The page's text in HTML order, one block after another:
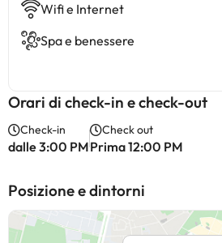
Wifi e Internet
Spa e benessere
Orari di check-in e check-out
Check-in
dalle 3:00 PM
Check out
Prima 12:00 PM
Posizione e dintorni